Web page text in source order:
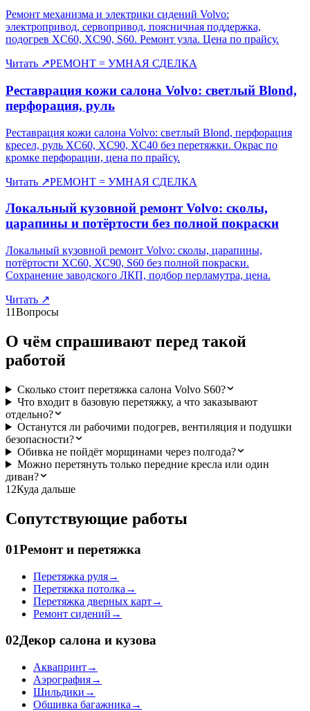
Ремонт механизма и электрики сидений Volvo:
электропривод, сервопривод, поясничная поддержка,
подогрев XC60, XC90, S60. Ремонт узла. Цена по прайсу.
Читать ↗РЕМОНТ = УМНАЯ СДЕЛКА
Реставрация кожи салона Volvo: светлый Blond,
перфорация, руль
Реставрация кожи салона Volvo: светлый Blond, перфорация
кресел, руль XC60, XC90, XC40 без перетяжки. Окрас по
кромке перфорации, цена по прайсу.
Читать ↗РЕМОНТ = УМНАЯ СДЕЛКА
Локальный кузовной ремонт Volvo: сколы,
царапины и потёртости без полной покраски
Локальный кузовной ремонт Volvo: сколы, царапины,
потёртости XC60, XC90, S60 без полной покраски.
Сохранение заводского ЛКП, подбор перламутра, цена.
Читать ↗
11Вопросы
О чём спрашивают перед такой
работой
Сколько стоит перетяжка салона Volvo S60?
Что входит в базовую перетяжку, а что заказывают
отдельно?
Останутся ли рабочими подогрев, вентиляция и подушки
безопасности?
Обивка не пойдёт морщинами через полгода?
Можно перетянуть только передние кресла или один
диван?
12Куда дальше
Сопутствующие работы
01Ремонт и перетяжка
Перетяжка руля→
Перетяжка потолка →
Перетяжка дверных карт→
Ремонт сидений →
02Декор салона и кузова
Аквапринт→
Аэрография→
Шильдики →
Обшивка багажника →